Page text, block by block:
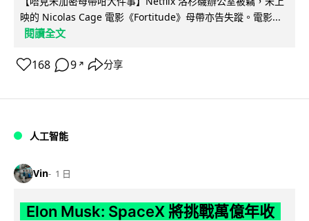
映的 Nicolas Cage 電影《Fortitude》母帶亦告失蹤。電影...
閱讀全文
168 9 ↗ 分享
人工智能
Vin 1 日
Elon Musk: SpaceX 將挑戰萬億年收